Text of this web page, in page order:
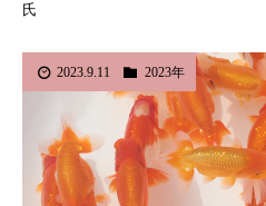
氏 親魚
2023.9.11 2023年